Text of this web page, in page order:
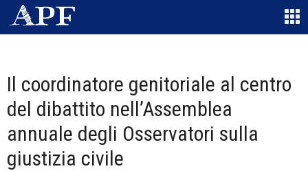
Il coordinatore genitoriale al centro
del dibattito nell’Assemblea
annuale degli Osservatori sulla
giustizia civile